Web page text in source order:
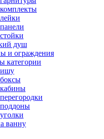
душ
и ограждения
категории
ванну